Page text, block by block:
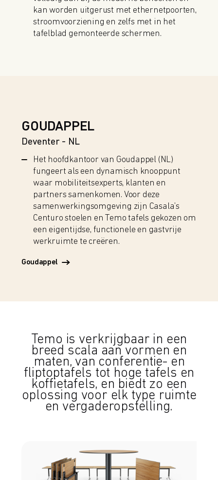
kan worden uitgerust met ethernetpoorten,
stroomvoorziening en zelfs met in het
tafelblad gemonteerde schermen.
GOUDAPPEL
Deventer - NL
Het hoofdkantoor van Goudappel (NL)
fungeert als een dynamisch knooppunt
waar mobiliteitsexperts, klanten en
partners samenkomen. Voor deze
samenwerkingsomgeving zijn Casala’s
Centuro stoelen en Temo tafels gekozen om
een eigentijdse, functionele en gastvrije
werkruimte te creëren.
Goudappel
Temo is verkrijgbaar in een
breed scala aan vormen en
maten, van conferentie- en
fliptoptafels tot hoge tafels en
koffietafels, en biedt zo een
oplossing voor elk type ruimte
en vergaderopstelling.